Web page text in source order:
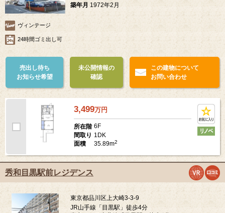
築年月 1972年2月
ヴィンテージ
24時間ゴミ出し可
売出し待ち
お知らせ希望
未公開情報の
確認
この建物について
お問い合わせ
3,499万円
所在階 6F
間取り 1DK
面積
35.89m2
秀和目黒駅前レジデンス
東京都品川区上大崎3-3-9
JR山手線「目黒駅」徒歩4分